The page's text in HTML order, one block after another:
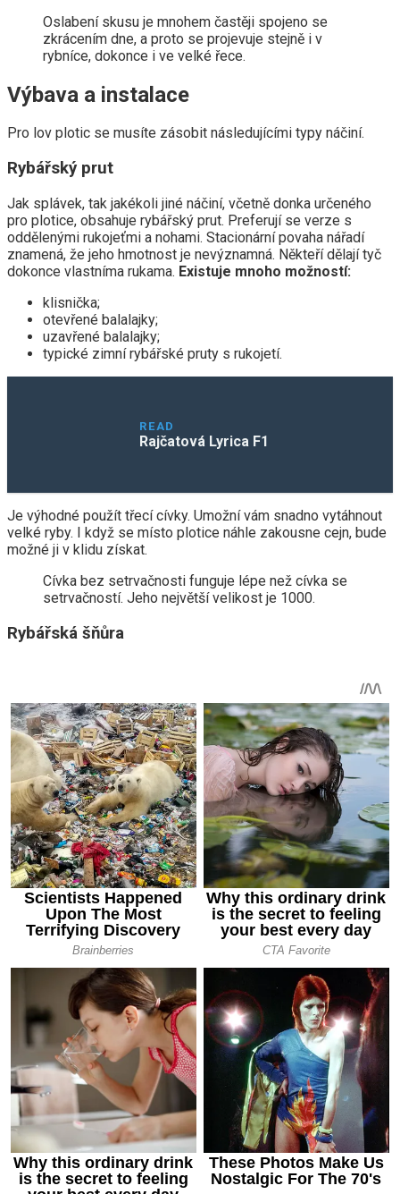
Oslabení skusu je mnohem častěji spojeno se
zkrácením dne, a proto se projevuje stejně i v
rybníce, dokonce i ve velké řece.
Výbava a instalace
Pro lov plotic se musíte zásobit následujícími typy náčiní.
Rybářský prut
Jak splávek, tak jakékoli jiné náčiní, včetně donka určeného
pro plotice, obsahuje rybářský prut. Preferují se verze s
oddělenými rukojeťmi a nohami. Stacionární povaha nářadí
znamená, že jeho hmotnost je nevýznamná. Někteří dělají tyč
dokonce vlastníma rukama. Existuje mnoho možností:
klisnička;
otevřené balalajky;
uzavřené balalajky;
typické zimní rybářské pruty s rukojetí.
READ
Rajčatová Lyrica F1
Je výhodné použít třecí cívky. Umožní vám snadno vytáhnout
velké ryby. I když se místo plotice náhle zakousne cejn, bude
možné ji v klidu získat.
Cívka bez setrvačnosti funguje lépe než cívka se
setrvačností. Jeho největší velikost je 1000.
Rybářská šňůra